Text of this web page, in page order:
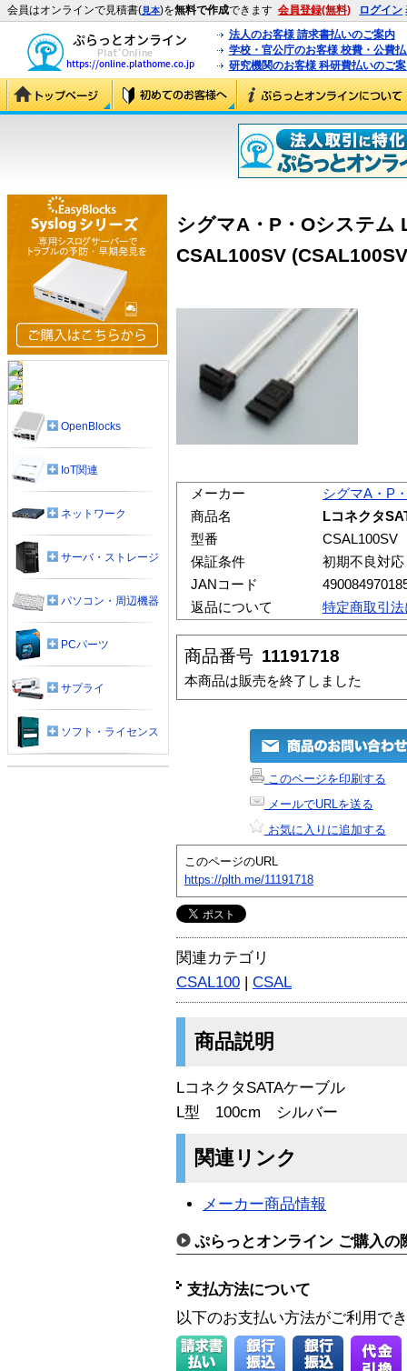
会員はオンラインで見積書(見本)を無料で作成できます 会員登録(無料) ログイン
法人のお客様 請求書払いのご案内
学校・官公庁のお客様 校費・公費
研究機関のお客様 科研費払いのご
シグマA・P・Oシステム
CSAL100SV
メーカー
シグマA・P
商品名
Lコネクタ
型番
CSAL100SV
保証条件
初期不良対
JANコード
返品について
特定商取引
商品番号 11191718
本商品は販売を終了しました
このページを印刷する
メールでURLを送る
お気に入りに追加する
このページのURL
https://plth.me/11191718
関連カテゴリ
CSAL100 | CSAL
商品説明
LコネクタSATAケーブル
L型 100cm シルバー
関連リンク
メーカー商品情報
ぷらっとオンライン ご購入の
支払方法について
以下のお支払い方法がご利用で
OpenBlocks
IoT関連
ネットワーク
サーバ・ストレージ
パソコン・周辺機器
PCパーツ
サプライ
ソフト・ライセンス